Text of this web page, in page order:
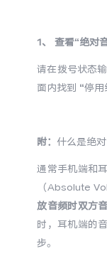
X300
S60
Y600
vivo TWS 5
1、查看“绝对
请在拨号状态
面内找到 “停用
附：什么是绝对
通常手机端和
（Absolute
放音频时双方
时，耳机端的
步。